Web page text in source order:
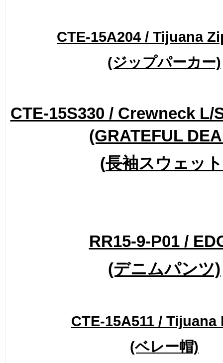
CTE-15A204 / Tijuana
(ジップパーカー)
CTE-15S330 / Crewneck L/
(GRATEFUL
(長袖スウェット
RR15-9-P01 /
(デニムパンツ)
CTE-15A511 / Tijuana
(ベレー帽)